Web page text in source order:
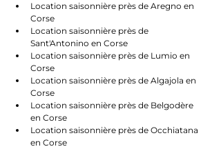
Location saisonnière près de Aregno en
Corse
Location saisonnière près de
Sant'Antonino en Corse
Location saisonnière près de Lumio en
Corse
Location saisonnière près de Algajola en
Corse
Location saisonnière près de Belgodère
en Corse
Location saisonnière près de Occhiatana
en Corse